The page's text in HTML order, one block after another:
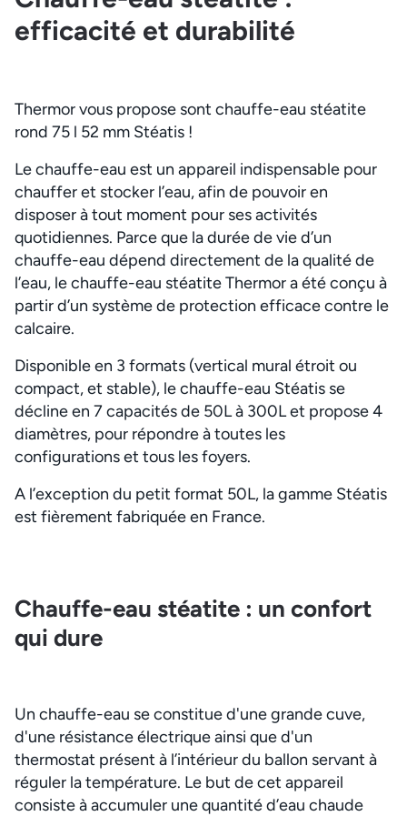
efficacité et durabilité
Thermor vous propose sont chauffe-eau stéatite
rond 75 l 52 mm Stéatis !
Le chauffe-eau est un appareil indispensable pour
chauffer et stocker l’eau, afin de pouvoir en
disposer à tout moment pour ses activités
quotidiennes. Parce que la durée de vie d’un
chauffe-eau dépend directement de la qualité de
l’eau, le chauffe-eau stéatite Thermor a été conçu à
partir d’un système de protection efficace contre le
calcaire.
Disponible en 3 formats (vertical mural étroit ou
compact, et stable), le chauffe-eau Stéatis se
décline en 7 capacités de 50L à 300L et propose 4
diamètres, pour répondre à toutes les
configurations et tous les foyers.
A l’exception du petit format 50L, la gamme Stéatis
est fièrement fabriquée en France.
Chauffe-eau stéatite : un confort
qui dure
Un chauffe-eau se constitue d'une grande cuve,
d'une résistance électrique ainsi que d'un
thermostat présent à l’intérieur du ballon servant à
réguler la température. Le but de cet appareil
consiste à accumuler une quantité d’eau chaude